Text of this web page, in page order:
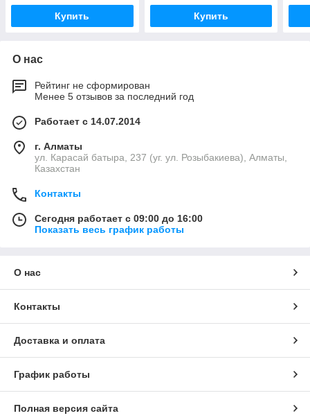
Купить Купить
О нас
Рейтинг не сформирован
Менее 5 отзывов за последний год
Работает с 14.07.2014
г. Алматы
ул. Карасай батыра, 237 (уг. ул. Розыбакиева), Алматы,
Казахстан
Контакты
Сегодня работает с 09:00 до 16:00
Показать весь график работы
О нас
Контакты
Доставка и оплата
График работы
Полная версия сайта